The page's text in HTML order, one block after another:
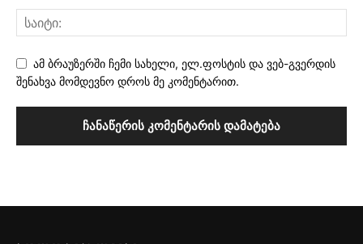
ამ ბრაუზერში ჩემი სახელი, ელ.ფოსტის და ვებ-გვერდის
შენახვა მომდევნო დროს მე კომენტარით.